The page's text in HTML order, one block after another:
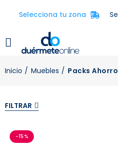
Selecciona tu zona
Inicio Muebles Packs Ahorro
FILTRAR
-15%